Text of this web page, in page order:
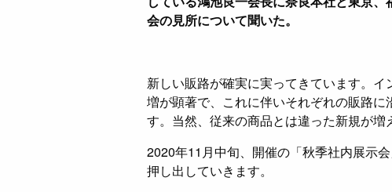
会の見所について聞いた。
新しい販路が確実に実ってきています。
増が顕著で、これに伴いそれぞれの販路
す。当然、従来の商品とは違った新規が増
2020年11月中旬、開催の「秋季社内展示
押し出していきます。